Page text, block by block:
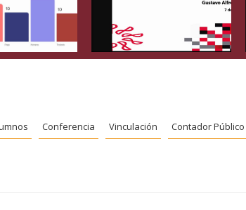
Conferencia Vinculación Contador Público